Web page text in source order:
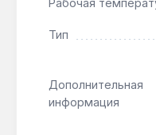
инструментов в
автомобильной
Подходит ли для
Тип
Дополнительная
информация